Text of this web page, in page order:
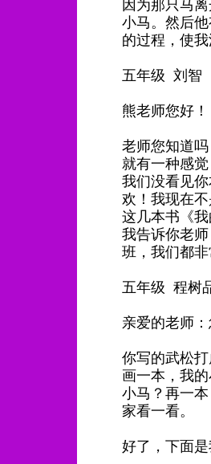
因为那只马
小马。然后
的过程，使
五年级 刘智
熊老师您好
老师您知道
就有一种感
我们没看见
欢！我现在
这几本书《
我告诉你老
班，我们都
五年级 程
亲爱的老师
你写的武松
画一本，我
小马？再一
家看一看。
好了，下面